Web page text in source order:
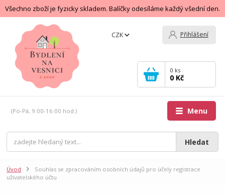
Všechno zboží je fyzicky skladem. Balíčky odesíláme každý všední den.
Menu
Hledat
CZK Přihlášení
0 ks
0 Kč
(Po-Pá, 9:00-16:00 hod.)
Úvod
Souhlas se zpracováním osobních údajů pro účely registrace
uživatelského účtu